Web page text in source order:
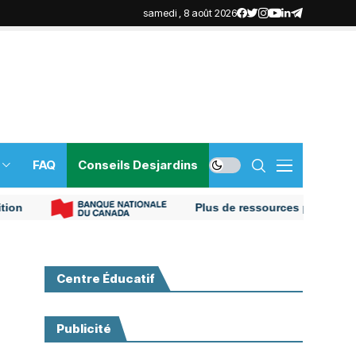
samedi , 8 août 2026
FAQ Conseils Desjardins
Plus de ressources pour votre
Centre Éducatif
Publicité